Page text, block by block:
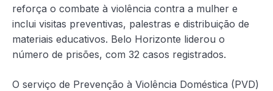
reforça o combate à violência contra a mulher e
inclui visitas preventivas, palestras e distribuição de
materiais educativos. Belo Horizonte liderou o
número de prisões, com 32 casos registrados.
O serviço de Prevenção à Violência Doméstica (PVD)